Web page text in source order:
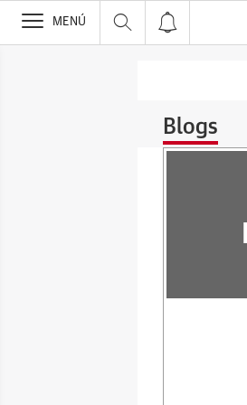
>
MENÚ
Blogs